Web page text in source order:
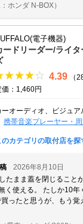
：ホンダ N-BOX）
電子機器)
ードリーダー/ライ
4.39
（
価：1,460円
ーオーディオ、ビジュア
携帯音楽プレーヤー・
のカテゴリの取付店を探
2026年8月10日
たまま蓋を閉じること
く使える。 たしか10年
ったと思うが、もう覚